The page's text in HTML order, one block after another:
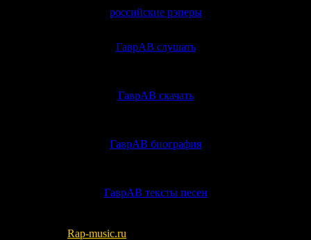
российские рэперы
ГаврАВ слушать
ГаврАВ скачать
ГаврАВ биография
ГаврАВ тексты песен
Rap-music.ru